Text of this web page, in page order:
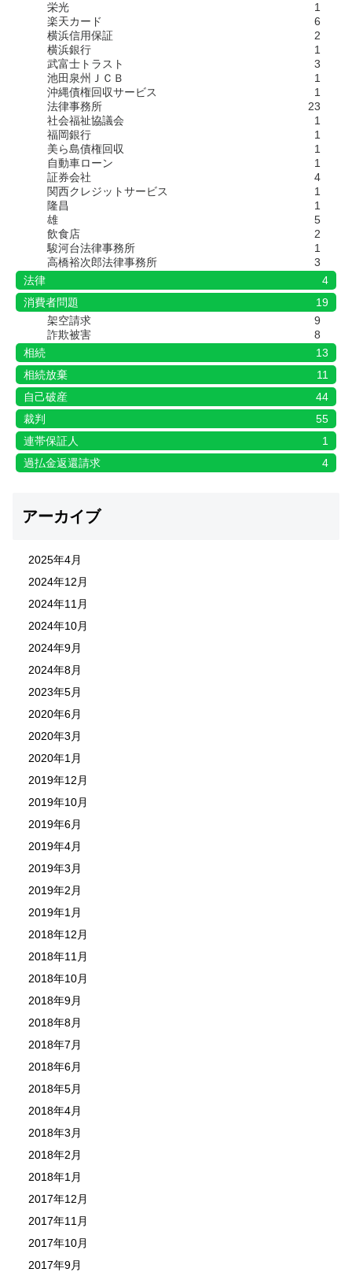
栄光
1
楽天カード
6
横浜信用保証
2
横浜銀行
1
武富士トラスト
3
池田泉州ＪＣＢ
1
沖縄債権回収サービス
1
法律事務所
23
社会福祉協議会
1
福岡銀行
1
美ら島債権回収
1
自動車ローン
1
証券会社
4
関西クレジットサービス
1
隆昌
1
雄
5
飲食店
2
駿河台法律事務所
1
高橋裕次郎法律事務所
3
法律
4
消費者問題
19
架空請求
9
詐欺被害
8
相続
13
相続放棄
11
自己破産
44
裁判
55
連帯保証人
1
過払金返還請求
4
アーカイブ
2025年4月
2024年12月
2024年11月
2024年10月
2024年9月
2024年8月
2023年5月
2020年6月
2020年3月
2020年1月
2019年12月
2019年10月
2019年6月
2019年4月
2019年3月
2019年2月
2019年1月
2018年12月
2018年11月
2018年10月
2018年9月
2018年8月
2018年7月
2018年6月
2018年5月
2018年4月
2018年3月
2018年2月
2018年1月
2017年12月
2017年11月
2017年10月
2017年9月